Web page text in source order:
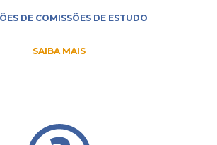
DE COMISSÕES DE ESTUDO
SAIBA MAIS